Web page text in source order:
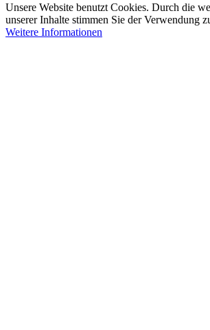
Unsere Website benutzt Cookies. Durch die
unserer Inhalte stimmen Sie der Verwendung
Weitere Informationen